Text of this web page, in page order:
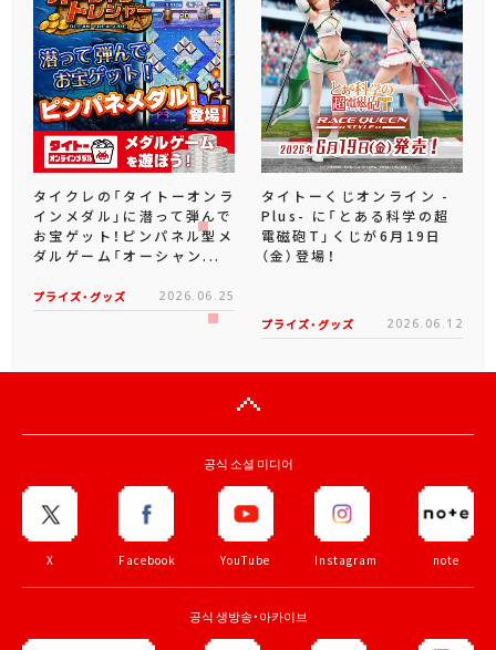
タイクレの「タイトーオンラ
インメダル」に潜って弾んで
お宝ゲット！ピンパネル型メ
ダルゲーム「オーシャン...
プライズ・グッズ 2026.06.25
タイトーくじオンライン -
Plus- に「とある科学の超
電磁砲T」くじが6月19日
（金）登場！
プライズ・グッズ 2026.06.12
공식 소셜 미디어
X Facebook YouTube Instagram note
공식 생방송・아카이브